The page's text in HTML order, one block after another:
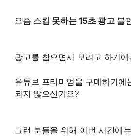
요즘 스킵 못하는 15초 광고 불
광고를 참으면서 보려고 하기에
유튜브 프리미엄을 구매하기에
되지 않으신가요?
그런 분들을 위해 이번 시간에